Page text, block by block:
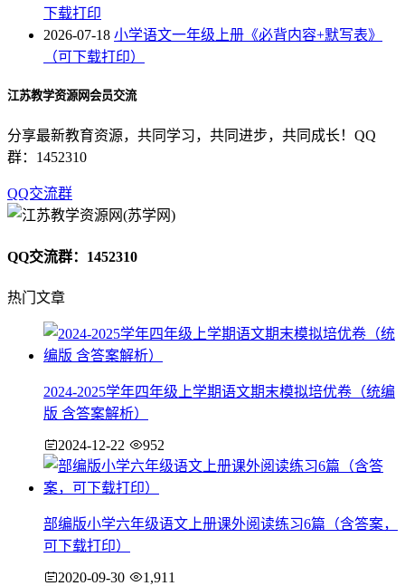
下载打印
2026-07-18 小学语文一年级上册《必背内容+默写表》
（可下载打印）
江苏教学资源网会员交流
分享最新教育资源，共同学习，共同进步，共同成长！QQ
群：1452310
QQ交流群
QQ交流群：1452310
热门文章
2024-2025学年四年级上学期语文期末模拟培优卷（统编
版 含答案解析）
2024-12-22 952
部编版小学六年级语文上册课外阅读练习6篇（含答案，
可下载打印）
2020-09-30 1,911